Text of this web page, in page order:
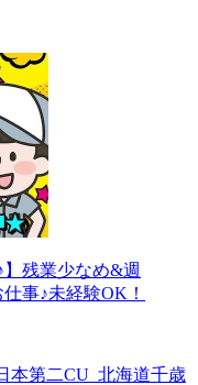
】残業少なめ&週
事♪未経験OK！
第二CU_北海道千歳